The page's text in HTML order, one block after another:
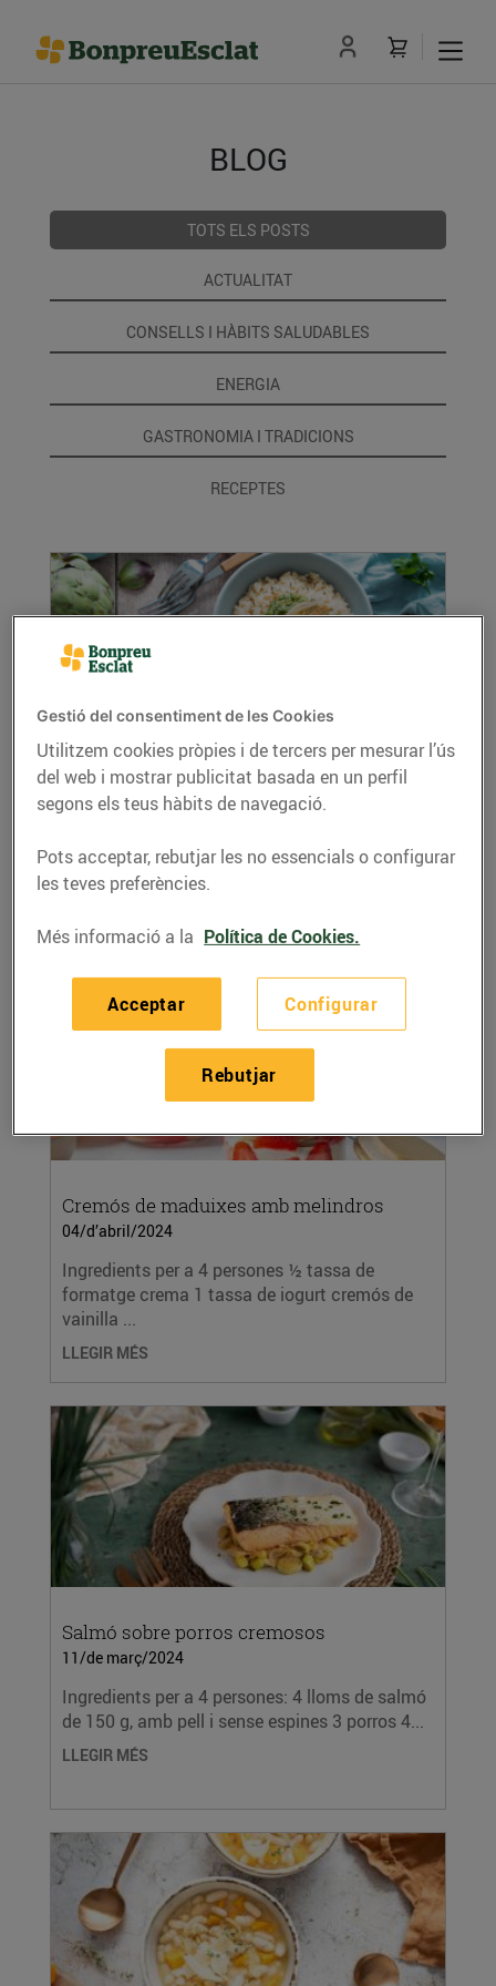
BLOG
TOTS ELS POSTS
ACTUALITAT
CONSELLS I HÀBITS SALUDABLES
ENERGIA
GASTRONOMIA I TRADICIONS
RECEPTES
Arròs melós amb carxofes
10/d’abril/2024
Ingredients per a 4 persones: 2 tasses d'arròs
bomba 1 ceba grossa 1 gra d'all 2 carxofes ...
Cremós de maduixes amb melindros
04/d’abril/2024
Ingredients per a 4 persones ½ tassa de
formatge crema 1 tassa de iogurt cremós de
vainilla ...
LLEGIR MÉS
Salmó sobre porros cremosos
11/de març/2024
Ingredients per a 4 persones: 4 lloms de salmó
de 150 g, amb pell i sense espines 3 porros 4...
LLEGIR MÉS
Gestió del consentiment de les Cookies
Utilitzem cookies pròpies i de tercers per mesurar l’ús
del web i mostrar publicitat basada en un perfil
segons els teus hàbits de navegació.
Pots acceptar, rebutjar les no essencials o configurar
les teves preferències.
Més informació a la Política de Cookies.
Configurar
Rebutjar
Acceptar